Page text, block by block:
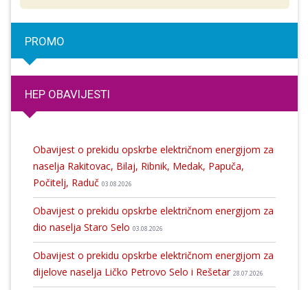
PROMO
HEP OBAVIJESTI
Obavijest o prekidu opskrbe električnom energijom za
naselja Rakitovac, Bilaj, Ribnik, Medak, Papuča,
Počitelj, Raduč 03.08.2026
Obavijest o prekidu opskrbe električnom energijom za
dio naselja Staro Selo 03.08.2026
Obavijest o prekidu opskrbe električnom energijom za
dijelove naselja Ličko Petrovo Selo i Rešetar 28.07.2026